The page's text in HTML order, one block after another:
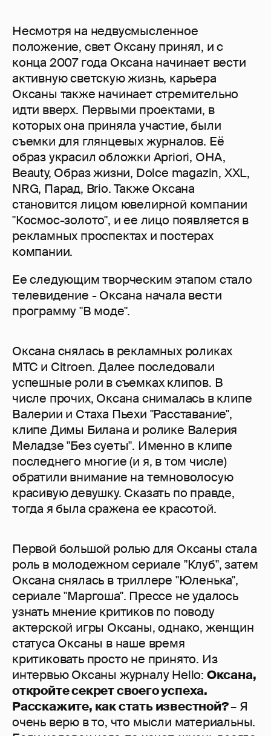
Несмотря на недвусмысленное
положение, свет Оксану принял, и с
конца 2007 года Оксана начинает вести
активную светскую жизнь, карьера
Оксаны также начинает стремительно
идти вверх. Первыми проектами, в
которых она приняла участие, были
съемки для глянцевых журналов. Её
образ украсил обложки Apriori, ОНА,
Beauty, Образ жизни, Dolce magazin, XXL,
NRG, Парад, Brio. Также Оксана
становится лицом ювелирной компании
"Космос-золото", и ее лицо появляется в
рекламных проспектах и постерах
компании.
Ее следующим творческим этапом стало
телевидение - Оксана начала вести
программу "В моде".
Оксана снялась в рекламных роликах
МТС и Citroen. Далее последовали
успешные роли в съемках клипов. В
числе прочих, Оксана снималась в клипе
Валерии и Стаха Пьехи "Расставание",
клипе Димы Билана и ролике Валерия
Меладзе "Без суеты". Именно в клипе
последнего многие (и я, в том числе)
обратили внимание на темноволосую
красивую девушку. Сказать по правде,
тогда я была сражена ее красотой.
Первой большой ролью для Оксаны стала
роль в молодежном сериале "Клуб", затем
Оксана снялась в триллере "Юленька",
сериале "Маргоша". Прессе не удалось
узнать мнение критиков по поводу
актерской игры Оксаны, однако, женщин
статуса Оксаны в наше время
критиковать просто не принято. Из
интервью Оксаны журналу Hello: Оксана,
откройте секрет своего успеха.
Расскажите, как стать известной?– Я
очень верю в то, что мысли материальны.